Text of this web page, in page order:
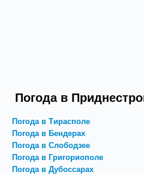
Погода в
Погода в Тирасполе
Погода в Бендерах
Погода в Слободзее
Погода в Григориополе
Погода в Дубоссарах